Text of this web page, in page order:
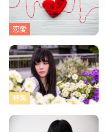
恋愛
特集